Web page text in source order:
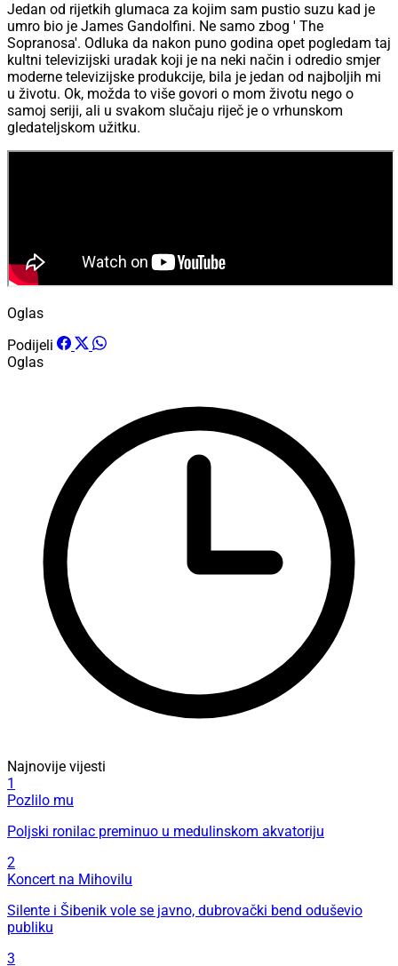
Jedan od rijetkih glumaca za kojim sam pustio suzu kad je
umro bio je James Gandolfini. Ne samo zbog ' The
Sopranosa'. Odluka da nakon puno godina opet pogledam taj
kultni televizijski uradak koji je na neki način i odredio smjer
moderne televizijske produkcije, bila je jedan od najboljih mi
u životu. Ok, možda to više govori o mom životu nego o
samoj seriji, ali u svakom slučaju riječ je o vrhunskom
gledateljskom užitku.
Oglas
Podijeli
Oglas
Najnovije vijesti
1
Pozlilo mu
Poljski ronilac preminuo u medulinskom akvatoriju
2
Koncert na Mihovilu
Silente i Šibenik vole se javno, dubrovački bend oduševio
publiku
3